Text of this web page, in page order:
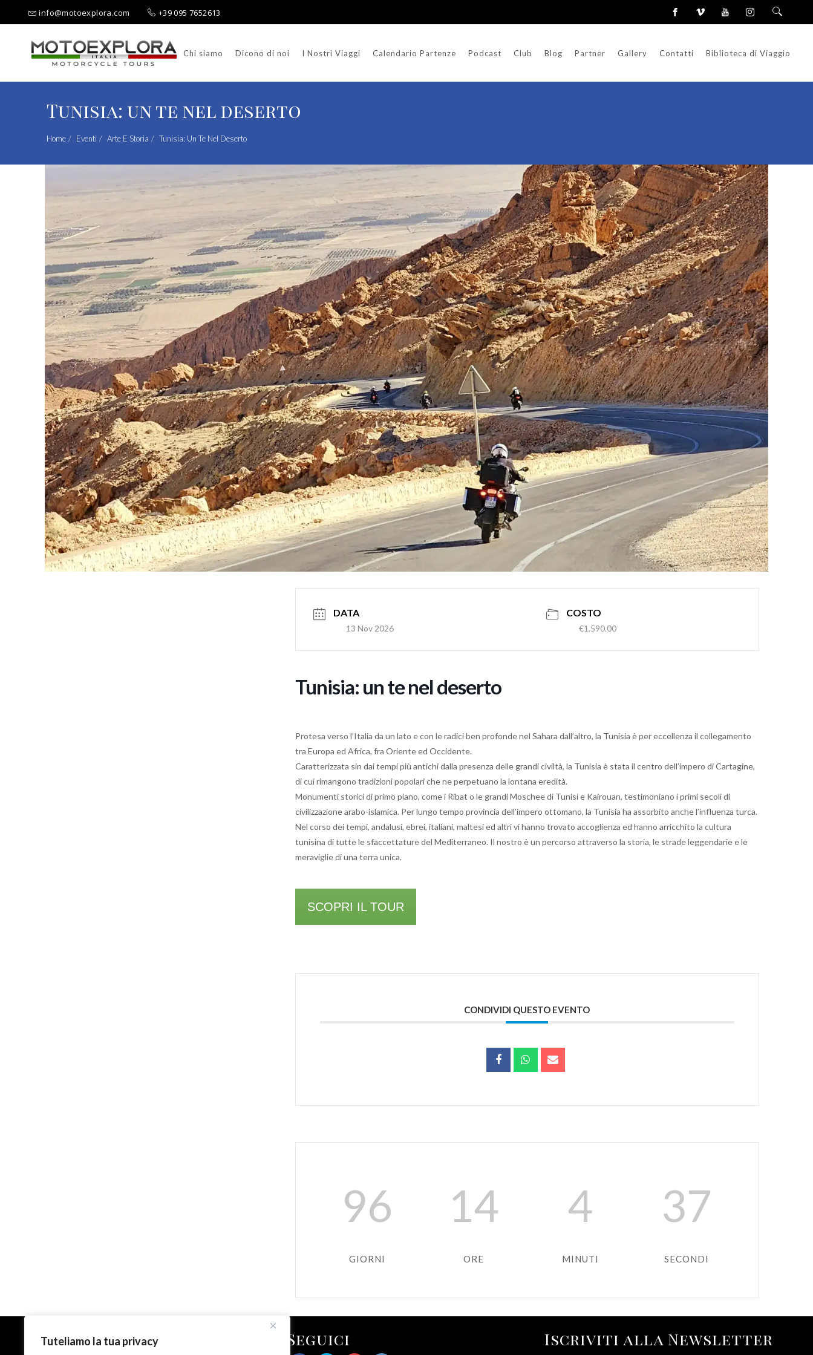
Tuteliamo la tua privacy
info@motoexplora.com +39 095 7652613
Chi siamo Dicono di noi I Nostri Viaggi Calendario Partenze Podcast Club Blog Partner Gallery Contatti Biblioteca di Viaggio
Ricerca per:
Tunisia: un te nel deserto
Home Eventi Arte E Storia Tunisia: Un Te Nel Deserto
DATA
13 Nov 2026
COSTO
€1,590.00
Tunisia: un te nel deserto
Protesa verso l’Italia da un lato e con le radici ben profonde nel Sahara dall’altro, la Tunisia è per eccellenza il collegamento
tra Europa ed Africa, fra Oriente ed Occidente.
Caratterizzata sin dai tempi più antichi dalla presenza delle grandi civiltà, la Tunisia è stata il centro dell’impero di Cartagine,
di cui rimangono tradizioni popolari che ne perpetuano la lontana eredità.
Monumenti storici di primo piano, come i Ribat o le grandi Moschee di Tunisi e Kairouan, testimoniano i primi secoli di
civilizzazione arabo-islamica. Per lungo tempo provincia dell’impero ottomano, la Tunisia ha assorbito anche l’influenza turca.
Nel corso dei tempi, andalusi, ebrei, italiani, maltesi ed altri vi hanno trovato accoglienza ed hanno arricchito la cultura
tunisina di tutte le sfaccettature del Mediterraneo. Il nostro è un percorso attraverso la storia, le strade leggendarie e le
meraviglie di una terra unica.
SCOPRI IL TOUR
CONDIVIDI QUESTO EVENTO
96
GIORNI
14
ORE
4
MINUTI
34
SECONDI
Contatti Seguici Iscriviti alla Newsletter